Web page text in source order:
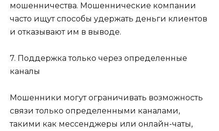
мошенничества. Мошеннические компании
часто ищут способы удержать деньги клиентов
и отказывают им в выводе.
7. Поддержка только через определенные
каналы
Мошенники могут ограничивать возможность
связи только определенными каналами,
такими как мессенджеры или онлайн-чаты,